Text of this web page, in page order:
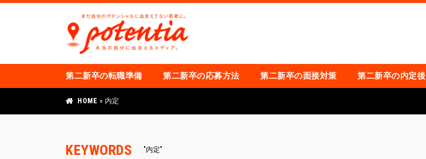
第二新卒の転職準備 第二新卒の応募方法 第二新卒の面接対策 第二新卒の内定後
HOME » 内定
KEYWORDS "内定"